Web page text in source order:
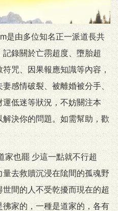
是由多位知名正一派道長共
錄關於亡霛超度、墮胎超
咒、因果報應知識等內容，
感情破裂、被離婚被分手、
低迷等狀況，不妨關注本
決你的問題。如需幫助，歡
家也罷 少這一點就不行超
去救贖沉浸在隂間的孤魂野
間的人不受乾擾而現在的超
家的，一種是道家的，各有